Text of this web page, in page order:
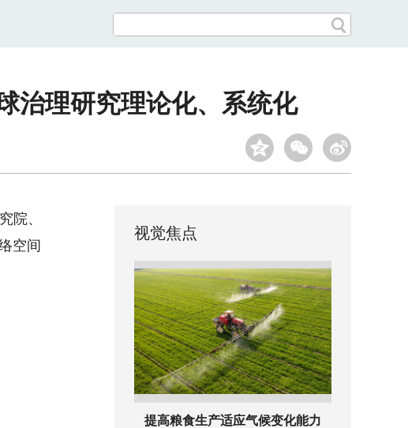
治理研究理论化、系统化
院、
空间
视觉焦点
提高粮食生产适应气候变化能力